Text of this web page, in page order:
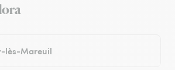
lès-Mareuil